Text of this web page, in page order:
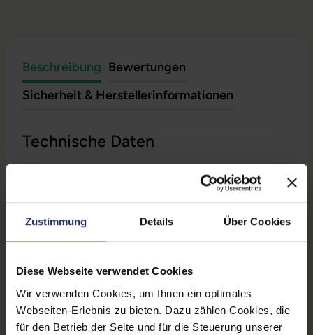
Zustimmung Details Über Cookies
Diese Webseite verwendet Cookies
Wir verwenden Cookies, um Ihnen ein optimales
Webseiten-Erlebnis zu bieten. Dazu zählen Cookies, die
für den Betrieb der Seite und für die Steuerung unserer
Beschreibung Bewertungen
Sicherheit & Herstellerinformationen
Technische Daten
CPU Generation: 11
Betriebssystem:
Displayart: Mattes Display
Webcam: Ja